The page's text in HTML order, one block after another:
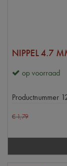
NIPPEL 4.7
op voorraad
Productnummer
€1,79